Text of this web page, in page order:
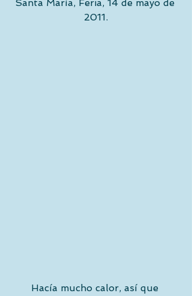
Santa María, Feria, 14 de mayo de
2011.
Hacía mucho calor, así que